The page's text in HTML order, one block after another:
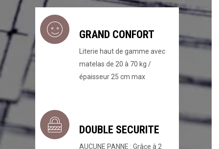
GRAND CONFORT
Literie haut de gamme avec
matelas de 20 à 70 kg /
épaisseur 25 cm max
DOUBLE SECURITE
AUCUNE PANNE : Grâce à 2